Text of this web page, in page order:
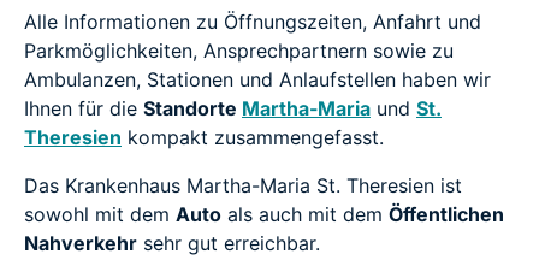
Alle Informationen zu Öffnungszeiten, Anfahrt und
Parkmöglichkeiten, Ansprechpartnern sowie zu
Ambulanzen, Stationen und Anlaufstellen haben wir
Ihnen für die Standorte Martha-Maria und St.
Theresien kompakt zusammengefasst.
Das Krankenhaus Martha-Maria St. Theresien ist
sowohl mit dem Auto als auch mit dem Öffentlichen
Nahverkehr sehr gut erreichbar.